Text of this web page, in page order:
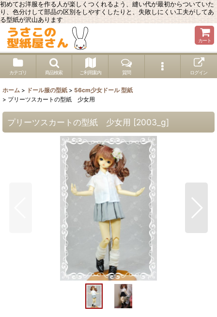
初めてお洋服を作る人が楽しくつくれるよう、縫い代が最初からついていた
り、色分けして部品の区別をしやすくしたりと、失敗しにくい工夫がしてあ
る型紙が沢山あります
カート
カテゴリ 商品検索 ご利用案内 質問 ログイン
ホーム > ドール服の型紙 > 56cm少女ドール 型紙
> プリーツスカートの型紙 少女用
プリーツスカートの型紙 少女用 [2003_g]